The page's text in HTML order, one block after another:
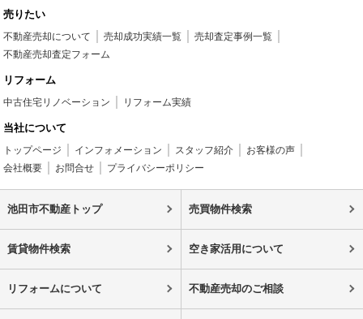
売りたい
不動産売却について 売却成功実績一覧
売却査定事例一覧
不動産売却査定フォーム
リフォーム
中古住宅リノベーション リフォーム実績
当社について
トップページ インフォメーション スタッフ紹介
お客様の声
会社概要
お問合せ プライバシーポリシー
池田市不動産トップ 売買物件検索
賃貸物件検索 空き家活用について
リフォームについて 不動産売却のご相談